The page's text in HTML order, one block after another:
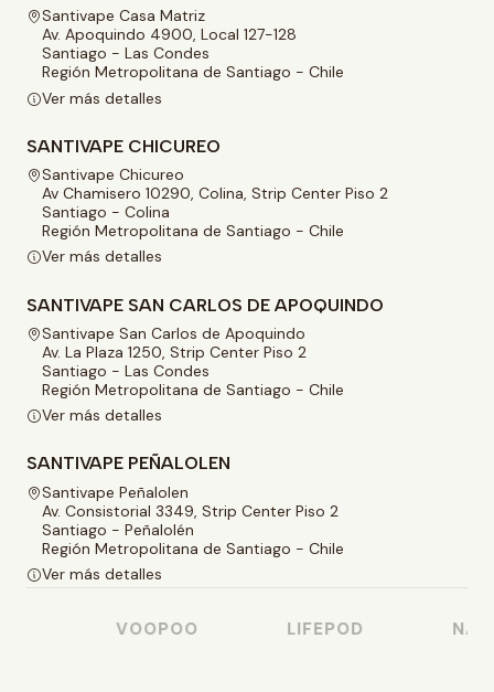
Santivape Casa Matriz
Av. Apoquindo 4900, Local 127-128
Santiago - Las Condes
Región Metropolitana de Santiago - Chile
Ver más detalles
SANTIVAPE CHICUREO
Santivape Chicureo
Av Chamisero 10290, Colina, Strip Center Piso 2
Santiago - Colina
Región Metropolitana de Santiago - Chile
Ver más detalles
SANTIVAPE SAN CARLOS DE APOQUINDO
Santivape San Carlos de Apoquindo
Av. La Plaza 1250, Strip Center Piso 2
Santiago - Las Condes
Región Metropolitana de Santiago - Chile
Ver más detalles
SANTIVAPE PEÑALOLEN
Santivape Peñalolen
Av. Consistorial 3349, Strip Center Piso 2
Santiago - Peñalolén
Región Metropolitana de Santiago - Chile
Ver más detalles
VOOPOO LIFEPOD